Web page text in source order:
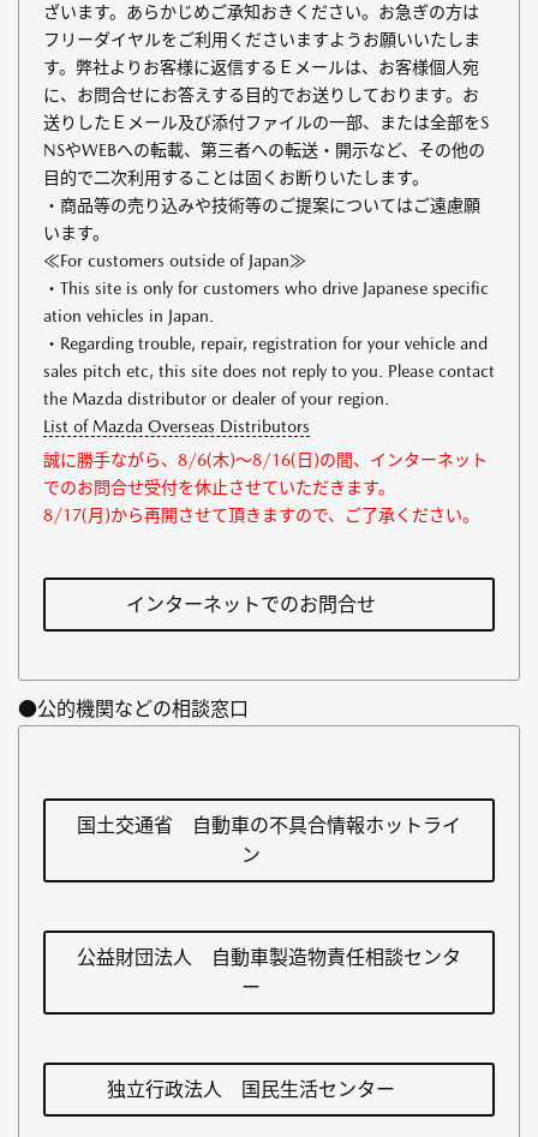
ざいます。あらかじめご承知おきください。お急ぎの方は
フリーダイヤルをご利用くださいますようお願いいたしま
す。弊社よりお客様に返信するＥメールは、お客様個人宛
に、お問合せにお答えする目的でお送りしております。お
送りしたＥメール及び添付ファイルの一部、または全部をS
NSやWEBへの転載、第三者への転送・開示など、その他の
目的で二次利用することは固くお断りいたします。
・商品等の売り込みや技術等のご提案についてはご遠慮願
います。
≪For customers outside of Japan≫
・This site is only for customers who drive Japanese specific
ation vehicles in Japan.
・Regarding trouble, repair, registration for your vehicle and
sales pitch etc, this site does not reply to you. Please contact
the Mazda distributor or dealer of your region.
List of Mazda Overseas Distributors
誠に勝手ながら、8/6(木)～8/16(日)の間、インターネット
でのお問合せ受付を休止させていただきます。
8/17(月)から再開させて頂きますので、ご了承ください。
インターネットでのお問合せ
●公的機関などの相談窓口
国土交通省 自動車の不具合情報ホットライ
ン
公益財団法人 自動車製造物責任相談センタ
ー
独立行政法人 国民生活センター